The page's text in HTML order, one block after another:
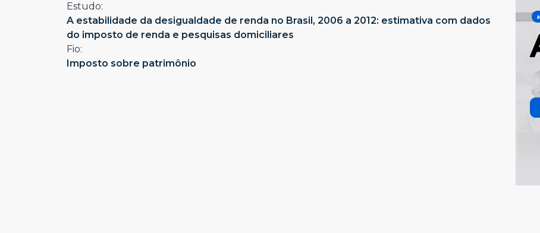
Estudo:
A estabilidade da desigualdade de renda no Brasil, 2006 a 2012: estimativa com dados
do imposto de renda e pesquisas domiciliares
Fio:
Imposto sobre patrimônio